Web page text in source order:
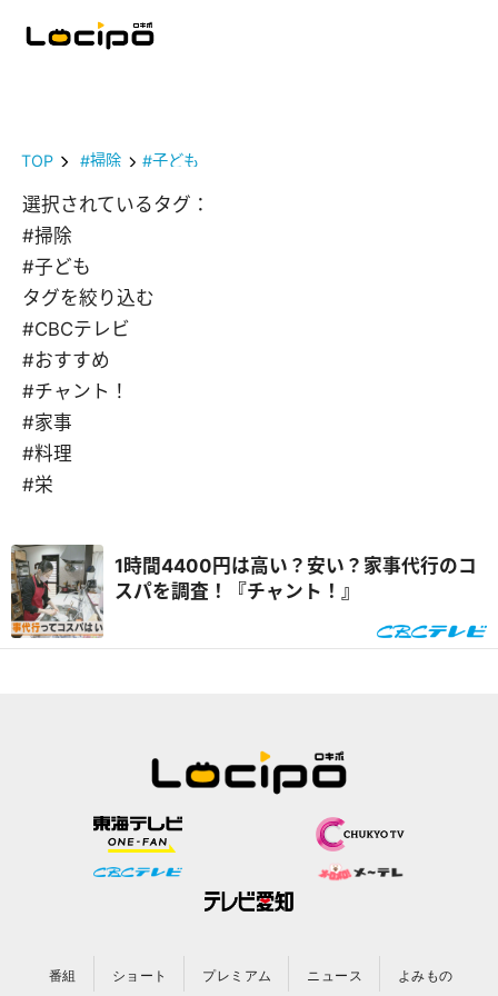
TOP #掃除 #子ども
選択されているタグ：
#掃除
#子ども
タグを絞り込む
#CBCテレビ
#おすすめ
#チャント！
#家事
#料理
#栄
1時間4400円は高い？安い？家事代行のコ
スパを調査！『チャント！』
番組 ショート プレミアム ニュース よみもの